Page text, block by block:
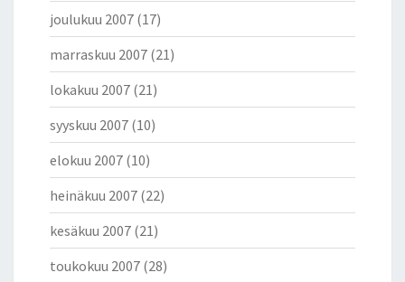
joulukuu 2007 (17)
marraskuu 2007 (21)
lokakuu 2007 (21)
syyskuu 2007 (10)
elokuu 2007 (10)
heinäkuu 2007 (22)
kesäkuu 2007 (21)
toukokuu 2007 (28)